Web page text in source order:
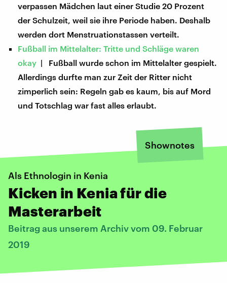
verpassen Mädchen laut einer Studie 20 Prozent
der Schulzeit, weil sie ihre Periode haben. Deshalb
werden dort Menstruationstassen verteilt.
Fußball im Mittelalter: Tritte und Schläge waren
okay | Fußball wurde schon im Mittelalter gespielt.
Allerdings durfte man zur Zeit der Ritter nicht
zimperlich sein: Regeln gab es kaum, bis auf Mord
und Totschlag war fast alles erlaubt.
Shownotes
Als Ethnologin in Kenia
Kicken in Kenia für die
Masterarbeit
Beitrag aus unserem Archiv vom 09. Februar
2019